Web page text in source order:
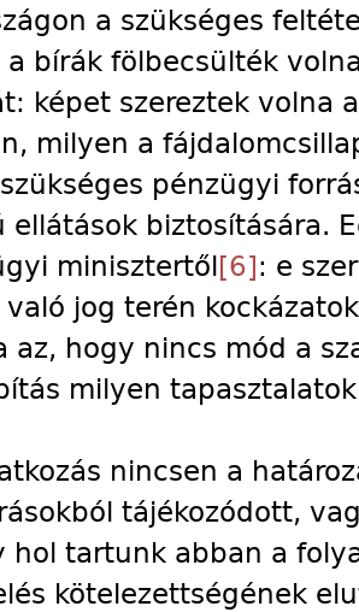
a szükséges
bírák fölbecsülték
képet szereztek volna
milyen a
pénzügyi
ellátások biztosítására.
minisztertől[6]: e
jog terén
az, hogy nincs mód a
milyen
nincsen a
tájékozódott,
hol tartunk abban a
kötelezettségének